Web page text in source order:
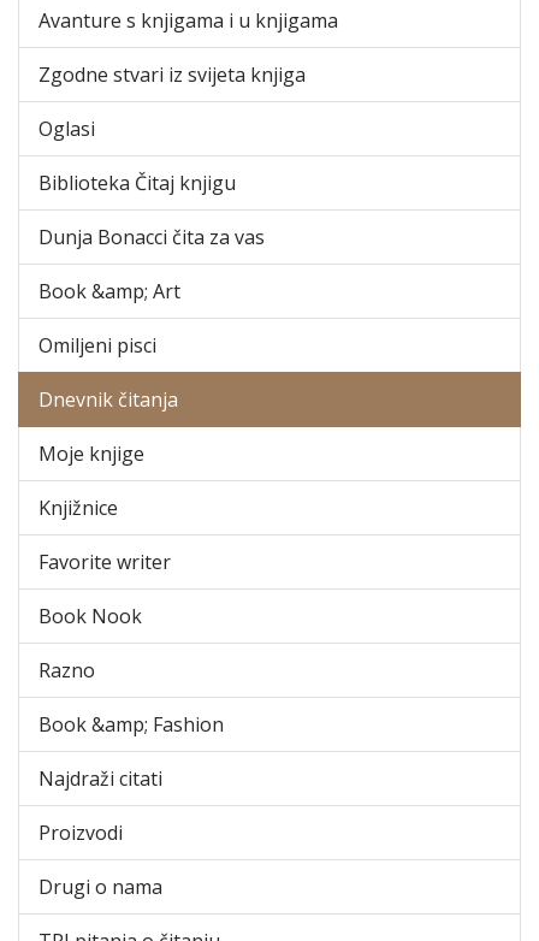
Avanture s knjigama i u knjigama
Zgodne stvari iz svijeta knjiga
Oglasi
Biblioteka Čitaj knjigu
Dunja Bonacci čita za vas
Book &amp; Art
Omiljeni pisci
Dnevnik čitanja
Moje knjige
Knjižnice
Favorite writer
Book Nook
Razno
Book &amp; Fashion
Najdraži citati
Proizvodi
Drugi o nama